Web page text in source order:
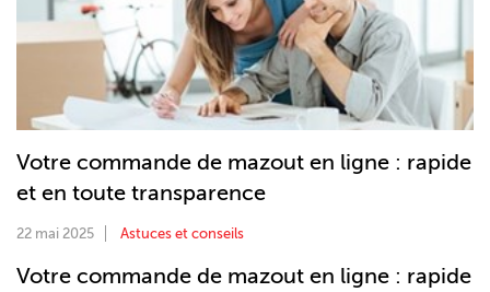
Votre commande de mazout en ligne : rapide
et en toute transparence
22 mai 2025 Astuces et conseils
Votre commande de mazout en ligne : rapide